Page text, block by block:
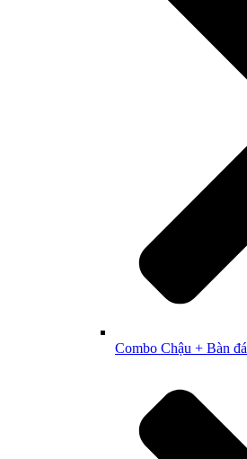
Combo Chậu + Bàn đá